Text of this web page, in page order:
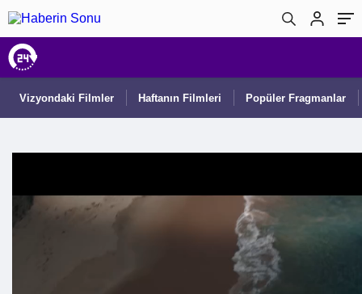
Vizyondaki Filmler Haftanın Filmleri Popüler Fragmanlar